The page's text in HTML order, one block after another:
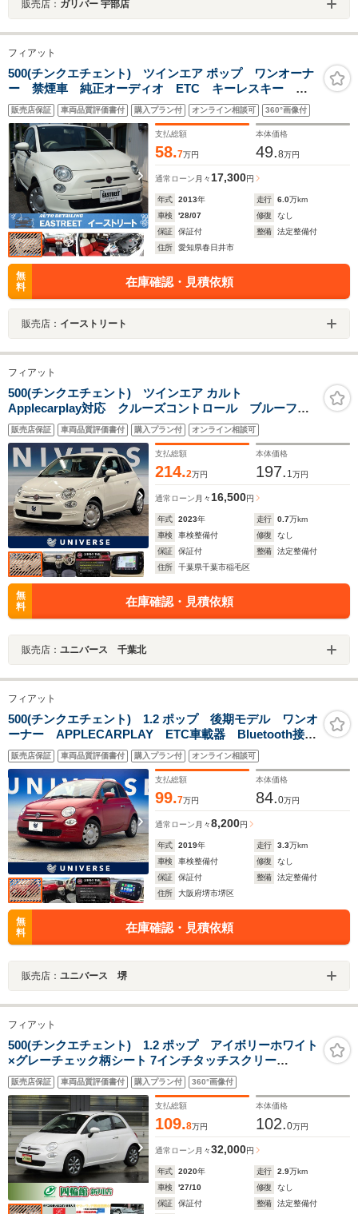
販売店： ガリバー 宇部店
フィアット
500(チンクエチェント) ツインエア ポップ ワンオーナ
ー 禁煙車 純正オーディオ ETC キーレスキー フ
ロアマット レッド&ホワイトシート タイミングチェー
ン
販売店保証 車両品質評価書付 購入プラン付 オンライン相談可 360°画像付
支払総額
58.7万円
本体価格
49.8万円
通常ローン 月々17,300円
年式 2013年 走行 6.0万km
車検
'28/07 修復
なし
保証
保証付 整備
法定整備付
住所
愛知県春日井市
無
料
在庫確認・見積依頼
販売店： イーストリート
フィアット
500(チンクエチェント) ツインエア カルト
Applecarplay対応 クルーズコントロール ブルーファ
ブリックシート Bluetooth ETC
販売店保証 車両品質評価書付 購入プラン付 オンライン相談可
支払総額
214.2万円
本体価格
197. 1万円
通常ローン 月々16,500円
年式 2023年 走行 0.7万km
車検
車検整備付 修復
なし
保証
保証付 整備
法定整備付
住所
千葉県千葉市稲毛区
無
料
在庫確認・見積依頼
販売店： ユニバース 千葉北
フィアット
500(チンクエチェント) 1.2 ポップ 後期モデル ワンオ
ーナー APPLECARPLAY ETC車載器 Bluetooth接
続 USB接続 アイボリーエアコンパネル 禁煙車
販売店保証 車両品質評価書付 購入プラン付 オンライン相談可
支払総額
99.7万円
本体価格
84.0万円
通常ローン 月々8,200円
年式 2019年 走行 3.3万km
車検
車検整備付 修復
なし
保証
保証付 整備
法定整備付
住所
大阪府堺市堺区
無
料
在庫確認・見積依頼
販売店： ユニバース 堺
フィアット
500(チンクエチェント) 1.2 ポップ アイボリーホワイト
×グレーチェック柄シート 7インチタッチスクリー
ン/Apple/Android/BT/ラジオ 8スポークホイール 革巻ハ
ンドル LEDデイライト スタート&ストップ キーレス サイ
ド&カーテンSRS ETC 夏冬タイヤ付
販売店保証 車両品質評価書付 購入プラン付 360°画像付
支払総額
109.8万円
本体価格
102.0万円
通常ローン 月々32,000円
年式 2020年 走行 2.9万km
車検
'27/10 修復
なし
保証
保証付 整備
法定整備付